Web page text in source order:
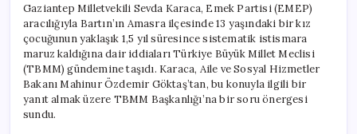
Çocuğuna
Yönelik
Sistematik
İstismar
İddiası
için
Gaziantep Milletvekili Sevda Karaca, Emek Partisi (EMEP)
aracılığıyla Bartın’ın Amasra ilçesinde 13 yaşındaki bir kız
çocuğunun yaklaşık 1,5 yıl süresince sistematik istismara
maruz kaldığına dair iddiaları Türkiye Büyük Millet Meclisi
(TBMM) gündemine taşıdı. Karaca, Aile ve Sosyal Hizmetler
Bakanı Mahinur Özdemir Göktaş’tan, bu konuyla ilgili bir
yanıt almak üzere TBMM Başkanlığı’na bir soru önergesi
sundu.